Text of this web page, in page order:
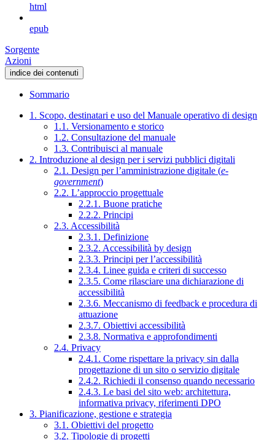
html
epub
Sorgente
Azioni
indice dei contenuti
Sommario
1. Scopo, destinatari e uso del Manuale operativo di design
1.1. Versionamento e storico
1.2. Consultazione del manuale
1.3. Contribuisci al manuale
2. Introduzione al design per i servizi pubblici digitali
2.1. Design per l’amministrazione digitale (e-
government)
2.2. L’approccio progettuale
2.2.1. Buone pratiche
2.2.2. Principi
2.3. Accessibilità
2.3.1. Definizione
2.3.2. Accessibilità by design
2.3.3. Principi per l’accessibilità
2.3.4. Linee guida e criteri di successo
2.3.5. Come rilasciare una dichiarazione di
accessibilità
2.3.6. Meccanismo di feedback e procedura di
attuazione
2.3.7. Obiettivi accessibilità
2.3.8. Normativa e approfondimenti
2.4. Privacy
2.4.1. Come rispettare la privacy sin dalla
progettazione di un sito o servizio digitale
2.4.2. Richiedi il consenso quando necessario
2.4.3. Le basi del sito web: architettura,
informativa privacy, riferimenti DPO
3. Pianificazione, gestione e strategia
3.1. Obiettivi del progetto
3.2. Tipologie di progetti